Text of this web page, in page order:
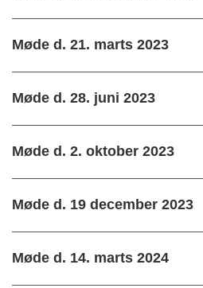
Møde d. 21. marts 2023
Møde d. 28. juni 2023
Møde d. 2. oktober 2023
Møde d. 19 december 2023
Møde d. 14. marts 2024